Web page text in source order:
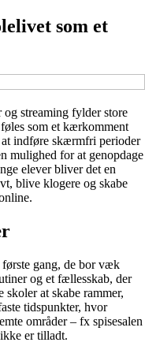
som et
streaming fylder store
som et kærkomment
indføre skærmfri perioder
mulighed for at genopdage
elever bliver det en
blive klogere og skabe
første gang, de bor væk
og et fællesskab, der
at skabe rammer,
tidspunkter, hvor
områder – fx spisesalen
er tilladt.